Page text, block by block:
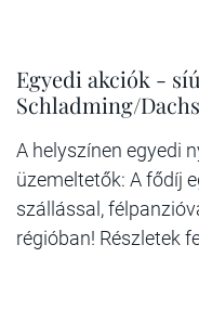
Egyedi akciók -
Schladming/
A helyszínen egyedi
üzemeltetők: A fődíj
szállással,
régióban! Részletek